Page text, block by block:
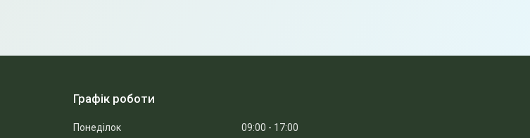
Графік роботи
Понеділок 09:00 17:00